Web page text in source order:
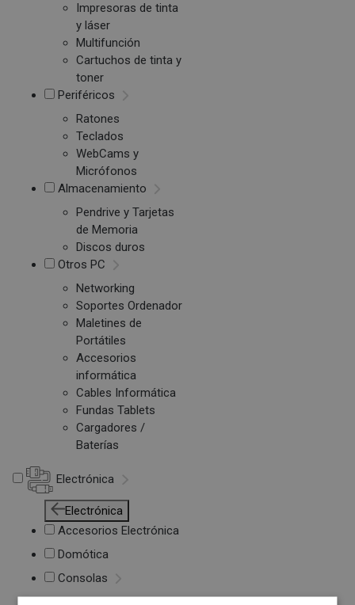
Impresoras de tinta
y láser
Multifunción
Cartuchos de tinta y
toner
Periféricos
Ratones
Teclados
WebCams y
Micrófonos
Almacenamiento
Pendrive y Tarjetas
de Memoria
Discos duros
Otros PC
Networking
Soportes Ordenador
Maletines de
Portátiles
Accesorios
informática
Cables Informática
Fundas Tablets
Cargadores /
Baterías
Electrónica
Electrónica
Accesorios Electrónica
Domótica
Consolas
Juegos de Consolas